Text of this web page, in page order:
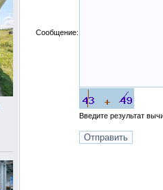
Сообщение:
Введите результат